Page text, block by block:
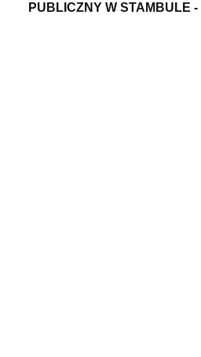
PUBLICZNY W STAMBULE